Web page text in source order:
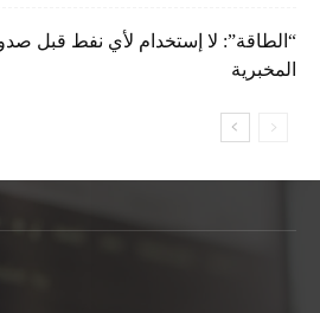
“الطاقة”: لا إستخدام لأي نفط قبل
المخبرية